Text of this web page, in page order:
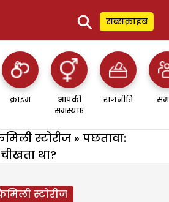
⚲ सब्सक्राइब
क्राइम
आपकी
समस्याएं
राजनीति
स्टोरीज » पछतावा:
था?
स्टोरीज